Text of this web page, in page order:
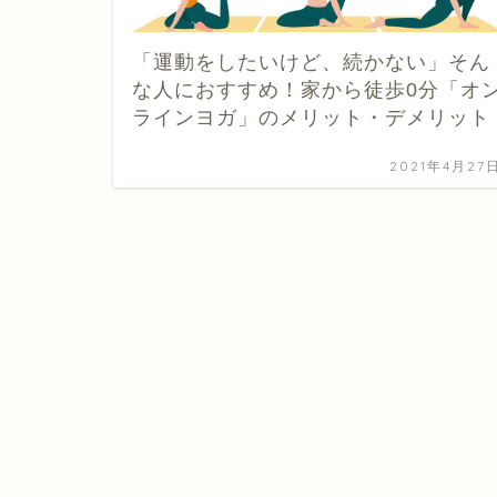
「運動をしたいけど、続かない」そん
な人におすすめ！家から徒歩0分「オ
ラインヨガ」のメリット・デメリット
2021年4月27